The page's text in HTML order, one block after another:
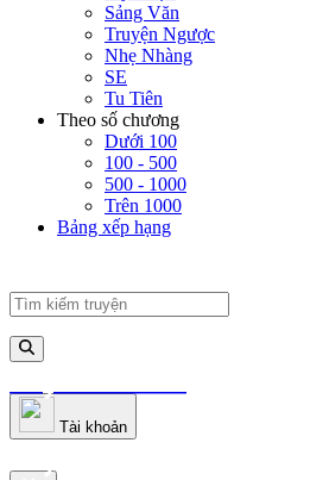
Sảng Văn
Truyện Ngược
Nhẹ Nhàng
SE
Tu Tiên
Theo số chương
Dưới 100
100 - 500
500 - 1000
Trên 1000
Bảng xếp hạng
truyenfullz.com
Tài khoản
truyenfullz.com